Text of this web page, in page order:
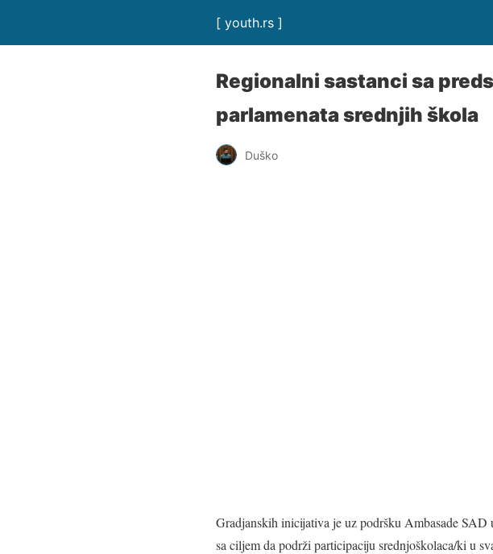
[ youth.rs ]
Regionalni sastanci sa
parlamenata srednjih škola
Duško
Gradjanskih inicijativa je uz podršku Ambasade
sa ciljem da podrži participaciju srednjoškolaca/ki u